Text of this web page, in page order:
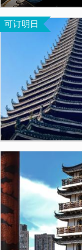
可订明日